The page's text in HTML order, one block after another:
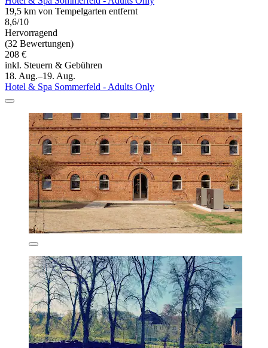
19,5 km von Tempelgarten entfernt
8,6/10
Hervorragend
(32 Bewertungen)
208 €
inkl. Steuern & Gebühren
18. Aug.–19. Aug.
Hotel & Spa Sommerfeld - Adults Only